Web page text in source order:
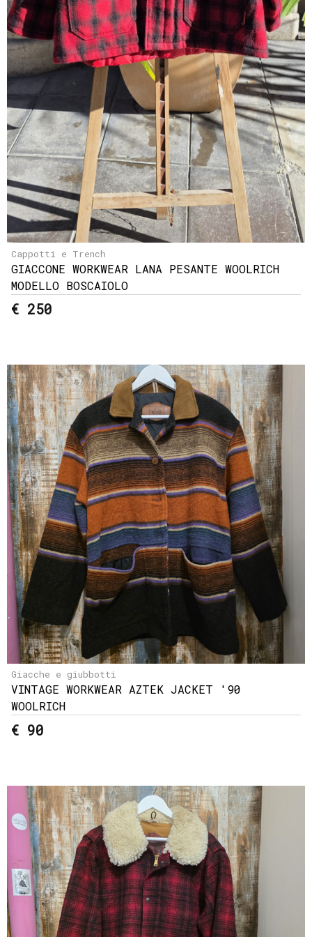
Cappotti e Trench
GIACCONE WORKWEAR LANA PESANTE WOOLRICH
MODELLO BOSCAIOLO
€ 250
Giacche e giubbotti
VINTAGE WORKWEAR AZTEK JACKET '90
WOOLRICH
€ 90